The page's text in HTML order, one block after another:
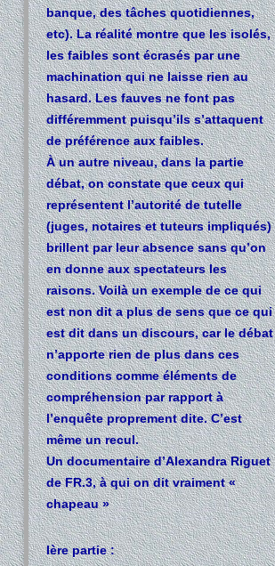
banque, des tâches quotidiennes,
etc). La réalité montre que les isolés,
les faibles sont écrasés par une
machination qui ne laisse rien au
hasard. Les fauves ne font pas
différemment puisqu’ils s’attaquent
de préférence aux faibles.
À un autre niveau, dans la partie
débat, on constate que ceux qui
représentent l’autorité de tutelle
(juges, notaires et tuteurs impliqués)
brillent par leur absence sans qu’on
en donne aux spectateurs les
raisons. Voilà un exemple de ce qui
est non dit a plus de sens que ce qui
est dit dans un discours, car le débat
n’apporte rien de plus dans ces
conditions comme éléments de
compréhension par rapport à
l’enquête proprement dite. C’est
même un recul.
Un documentaire d’Alexandra Riguet
de FR.3, à qui on dit vraiment «
chapeau »
Ière partie :